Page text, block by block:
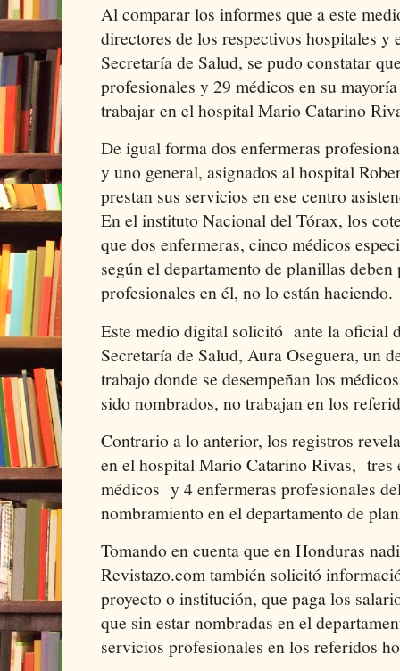
Al comparar los informes que a este
directores de los respectivos hospitales y
Secretaría de Salud, se pudo constatar
profesionales y 29 médicos en su
trabajar en el hospital Mario Catarino
De igual forma dos enfermeras
y uno general, asignados al hospital
prestan sus servicios en ese centro
En el instituto Nacional del Tórax, los
que dos enfermeras, cinco médicos
según el departamento de planillas
profesionales en él, no lo están haciendo.
Este medio digital solicitó ante la oficial
Secretaría de Salud, Aura Oseguera, un
trabajo donde se desempeñan los
sido nombrados, no trabajan en los
Contrario a lo anterior, los registros
en el hospital Mario Catarino Rivas,
médicos y 4 enfermeras profesionales
nombramiento en el departamento de
Tomando en cuenta que en Honduras
Revistazo.com también solicitó
proyecto o institución, que paga los
que sin estar nombradas en el
servicios profesionales en los referidos